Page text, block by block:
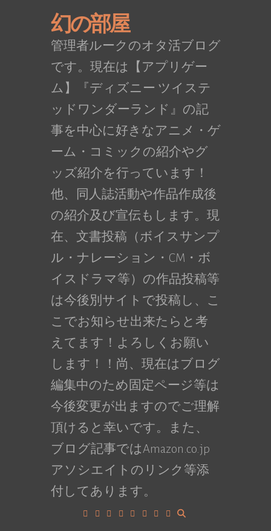
幻の部屋
管理者ルークのオタ活ブログ
です。現在は【アプリゲー
ム】『ディズニー ツイステ
ッドワンダーランド』の記
事を中心に好きなアニメ・ゲ
ーム・コミックの紹介やグ
ッズ紹介を行っています！
他、同人誌活動や作品作成後
の紹介及び宣伝もします。現
在、文書投稿（ボイスサンプ
ル・ナレーション・CM・ボ
イスドラマ等）の作品投稿等
は今後別サイトで投稿し、こ
こでお知らせ出来たらと考
えてます！よろしくお願い
します！！尚、現在はブログ
編集中のため固定ページ等は
今後変更が出ますのでご理解
頂けると幸いです。また、
ブログ記事ではAmazon.co.jp
アソシエイトのリンク等添
付してあります。